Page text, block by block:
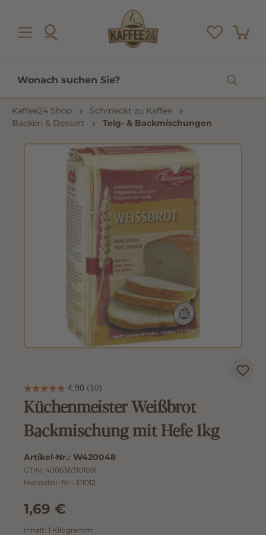
Kaffee24 Shop
Schmeckt zu Kaffee
Backen & Dessert
Teig- & Backmischungen
Küchenmeister Weißbrot
Backmischung mit Hefe 1kg
Artikel-Nr.: W420048
GTIN: 4006363101091
Hersteller-Nr.: 311012
1,69 €
Inhalt: 1 Kilogramm